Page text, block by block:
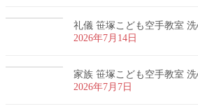
礼儀 笹塚こども空手教室
2026年7月14日
家族 笹塚こども空手教室
2026年7月7日